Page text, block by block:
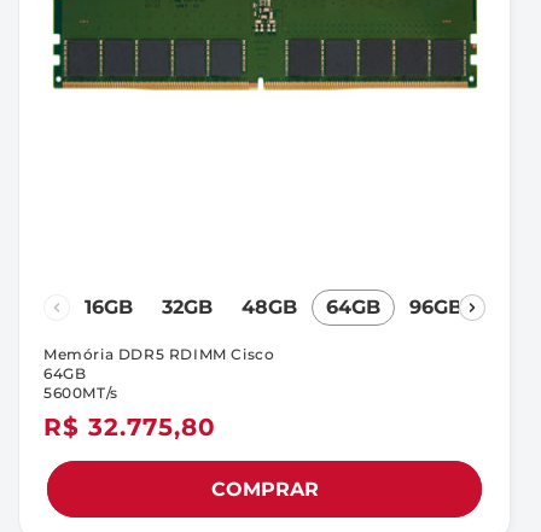
16GB 32GB 48GB 64GB 96GB
Preço
normal
R$ 32.775,80
Memória DDR5 RDIMM Cisco
64GB
5600MT/s
COMPRAR